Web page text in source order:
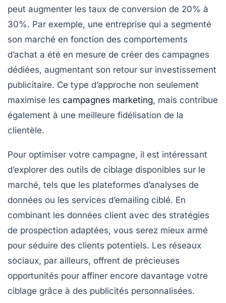
peut augmenter les taux de conversion de 20% à
30%. Par exemple, une entreprise qui a segmenté
son marché en fonction des comportements
d’achat a été en mesure de créer des campagnes
dédiées, augmentant son retour sur investissement
publicitaire. Ce type d’approche non seulement
maximise les campagnes marketing, mais contribue
également à une meilleure fidélisation de la
clientèle.
Pour optimiser votre campagne, il est intéressant
d’explorer des outils de ciblage disponibles sur le
marché, tels que les plateformes d’analyses de
données ou les services d’emailing ciblé. En
combinant les données client avec des stratégies
de prospection adaptées, vous serez mieux armé
pour séduire des clients potentiels. Les réseaux
sociaux, par ailleurs, offrent de précieuses
opportunités pour affiner encore davantage votre
ciblage grâce à des publicités personnalisées.